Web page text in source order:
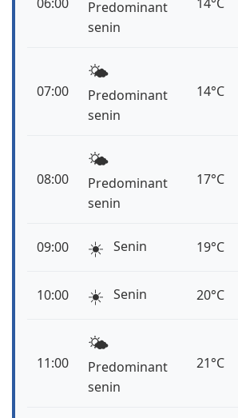
Predominant
senin
07:00
🌤️
Predominant
senin
14°C
08:00
🌤️
Predominant
senin
17°C
09:00 ☀️ Senin 19°C
10:00 ☀️ Senin 20°C
11:00
🌤️
Predominant
senin
21°C